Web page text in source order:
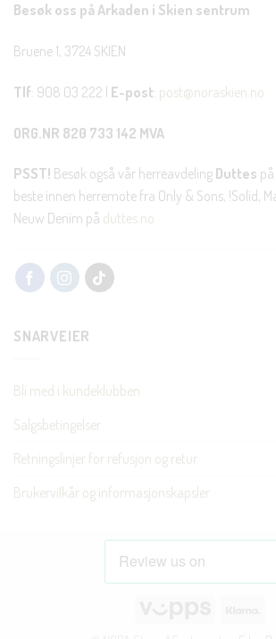
Besøk oss på Arkaden i Skien sentrum
Bruene 1, 3724 SKIEN
Tlf: 908 03 222 | E-post: post@noraskien.no
ORG.NR 820 733 142 MVA
PSST! Besøk også vår herreavdeling Duttes
beste innen herremote fra Only & Sons, !Solid,
Neuw Denim på duttes.no
SNARVEIER
Bli med i kundeklubben
Salgsbetingelser
Retningslinjer for refusjon og retur
Brukervilkår og informasjonskapsler